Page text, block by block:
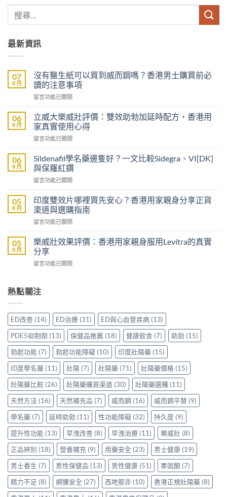
最新資訊
07
8 月
沒有醫生紙可以買到威而鋼嗎？香港男士購買前必
讀的注意事項
在
有
醫
生
紙
以
買
到
威
鋼
嗎？
港
士
購
買
讀
的
意
事
項〉
中
留言功能已關閉
06
8 月
立威大樂威壯評價：雙效助勃加延時配方，香港用
家真實使用心得
在
威
大
樂
威
評
價：
雙
效
勃
加
時
香
家
真
實
使
用
心
得〉
中
留言功能已關閉
06
8 月
Sildenafil學名藥邊隻好？一文比較Sidegra、VI[DK]
與保羅紅鑽
在
學
名
藥
邊
好？
一
文
比
VI[DK]
羅
紅
鑽〉
中
留言功能已關閉
05
8 月
印度雙效片哪裡買先安心？香港用家親身分享正貨
渠道與選購指南
在
度
雙
效
片
買
心？
香
港
用
家
親
身
分
享
正
貨
渠
道
與
選
購
指
南〉
中
留言功能已關閉
05
8 月
樂威壯效果評價：香港用家親身服用Levitra的真實
分享
在
壯
效
評
價：
香
港
用
家
親
身
服
用
Levitra
的
真
實
分
享〉
中
留言功能已關閉
熱點關注
ED改善 (14) ED治療 (31) ED與心血管疾病 (13)
PDE5抑制劑 (13) 保健品推薦 (18) 健康飲食 (7) 助勃 (15)
勃起功能 (7) 勃起功能障礙 (10) 印度壯陽藥 (15)
印度學名藥 (11) 壯陽 (7) 壯陽藥 (71) 壯陽藥價格 (15)
壯陽藥比較 (26) 壯陽藥購買渠道 (30) 壯陽藥選購 (11)
天然方法 (16) 天然補充品 (7) 威而鋼 (16) 威而鋼平替 (9)
學名藥 (7) 延時助勃 (11) 性功能障礙 (32) 持久度 (9)
提升性功能 (13) 早洩改善 (8) 早洩治療 (11) 樂威壯 (8)
正品辨別 (18) 營養補充 (9) 用藥安全 (23) 男士健康 (19)
男士養生 (7) 男性保健品 (13) 男性健康 (51) 睪固酮 (7)
精力不足 (8) 網購安全 (27) 西地那非 (10) 香港正規壯陽藥 (8)